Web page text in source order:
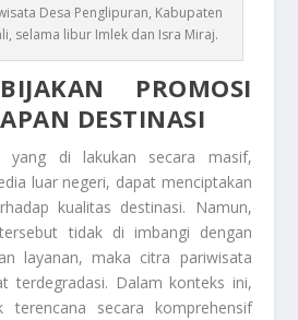
Desa Penglipuran, Kabupaten
selama libur Imlek dan Isra Miraj.
PROMOSI
DESTINASI
yang di lakukan secara masif,
luar negeri, dapat menciptakan
kualitas destinasi. Namun,
tidak di imbangi dengan
layanan, maka citra pariwisata
terdegradasi. Dalam konteks ini,
terencana secara komprehensif